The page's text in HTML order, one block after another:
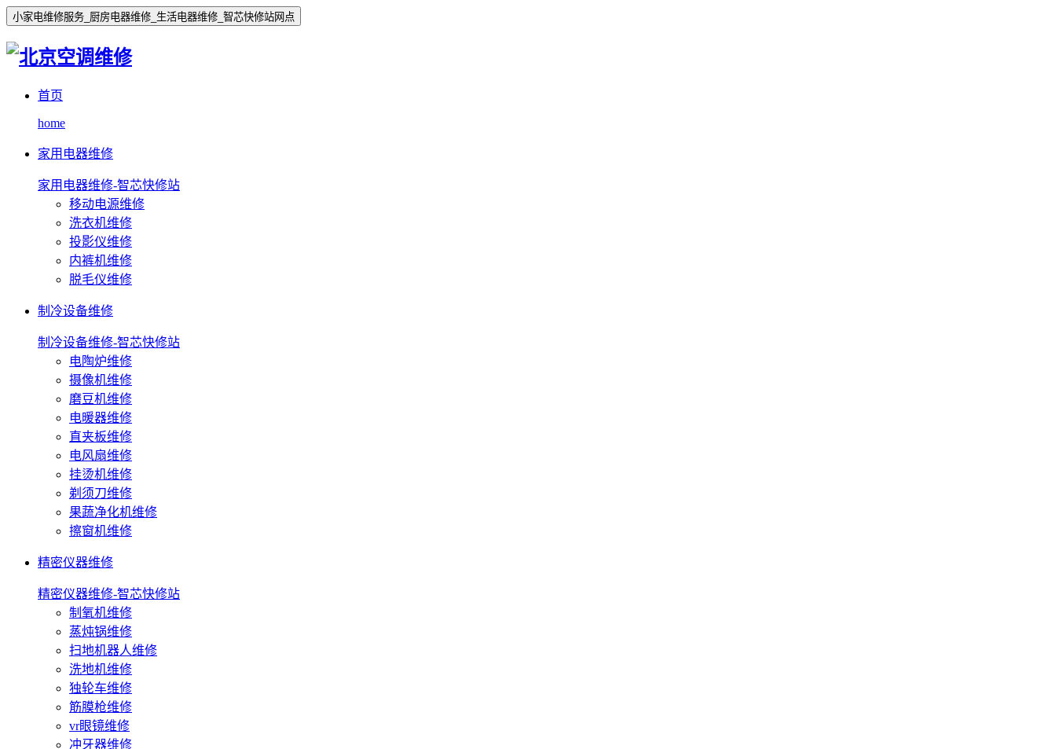
小家电维修服务_厨房电器维修_生活电器维修_智芯快修站网点
首页
home
家用电器维修
家用电器维修-智芯快修站
移动电源维修
洗衣机维修
投影仪维修
内裤机维修
脱毛仪维修
制冷设备维修
制冷设备维修-智芯快修站
电陶炉维修
摄像机维修
磨豆机维修
电暖器维修
直夹板维修
电风扇维修
挂烫机维修
剃须刀维修
果蔬净化机维修
擦窗机维修
精密仪器维修
精密仪器维修-智芯快修站
制氧机维修
蒸炖锅维修
扫地机器人维修
洗地机维修
独轮车维修
筋膜枪维修
vr眼镜维修
冲牙器维修